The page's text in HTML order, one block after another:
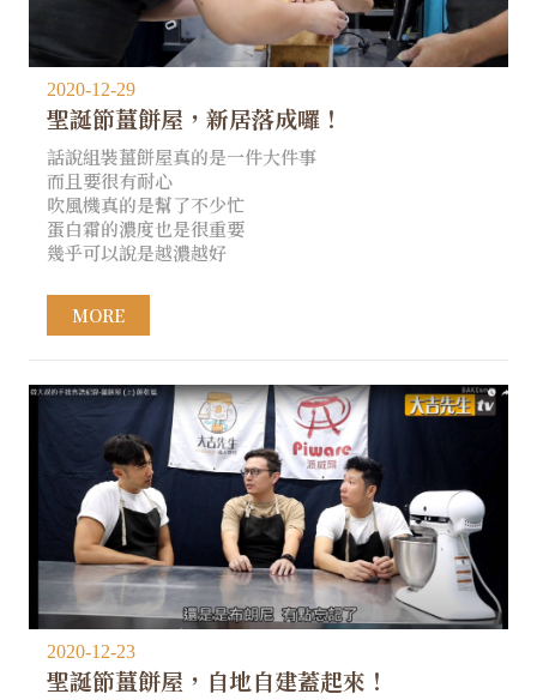
2020-12-29
聖誕節薑餅屋，新居落成囉！
話說組裝薑餅屋真的是一件大件事
而且要很有耐心
吹風機真的是幫了不少忙
蛋白霜的濃度也是很重要
幾乎可以說是越濃越好
MORE
2020-12-23
聖誕節薑餅屋，自地自建蓋起來！